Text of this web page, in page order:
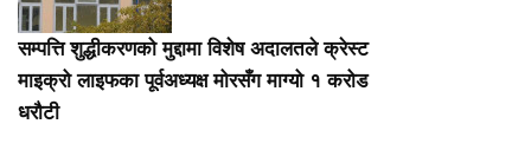
सम्पत्ति शुद्धीकरणको मुद्दामा विशेष अदालतले क्रेस्ट
माइक्रो लाइफका पूर्वअध्यक्ष मोरसँग माग्यो १ करोड
धरौटी